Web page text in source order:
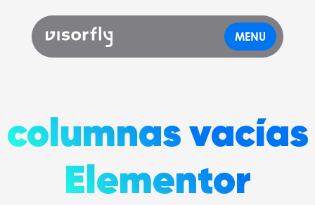
MENU
columnas vacías
Elementor